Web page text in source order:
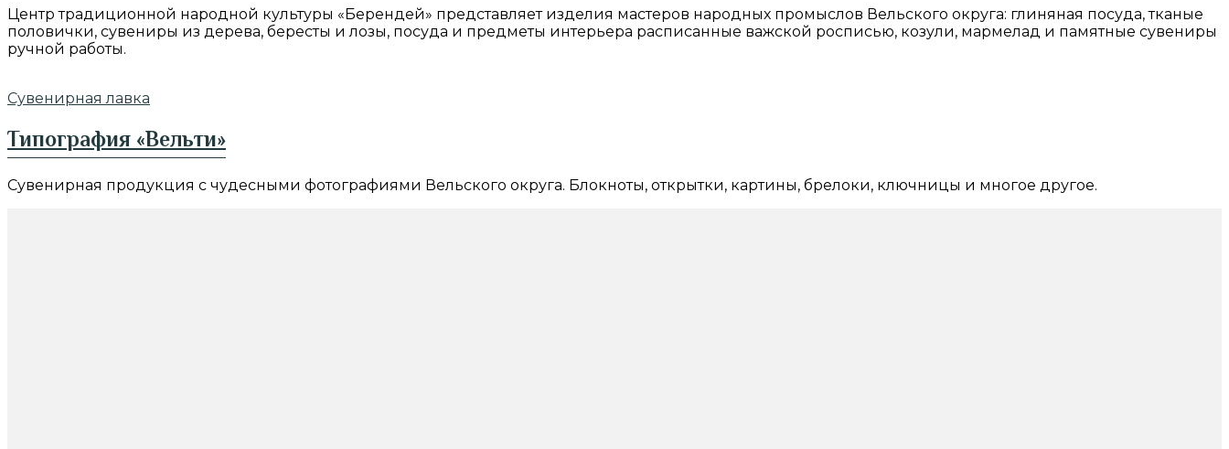
Центр традиционной народной культуры «Берендей» представляет изделия мастеров народных промыслов Вельского округа: глиняная посуда, тканые
половички, сувениры из дерева, бересты и лозы, посуда и предметы интерьера расписанные важской росписью, козули, мармелад и памятные сувениры
ручной работы.
Сувенирная лавка
Типография «Вельти»
Сувенирная продукция с чудесными фотографиями Вельского округа. Блокноты, открытки, картины, брелоки, ключницы и многое другое.